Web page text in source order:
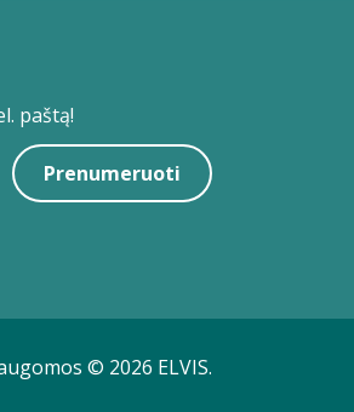
paštą!
Prenumeruoti
© 2026 ELVIS.